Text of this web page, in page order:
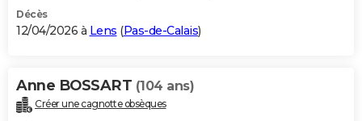
Décès
12/04/2026 à Lens (Pas-de-Calais)
Anne BOSSART (104 ans)
Créer une cagnotte obsèques